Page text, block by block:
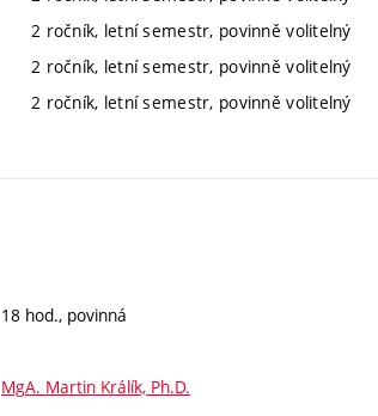
2 ročník, letní semestr, povinně volitelný
2 ročník, letní semestr, povinně volitelný
2 ročník, letní semestr, povinně volitelný
18 hod., povinná
MgA. Martin Králík, Ph.D.